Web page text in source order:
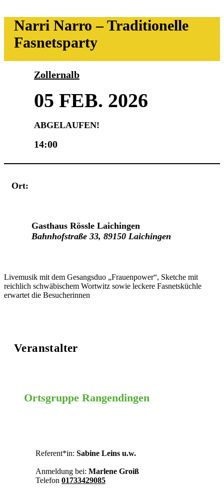
Narri Narro – Traditionelle
Fasnetsparty
Zollernalb
05 FEB. 2026
ABGELAUFEN!
14:00
Ort:
Gasthaus Rössle Laichingen
Bahnhofstraße 33, 89150 Laichingen
Livemusik mit dem Gesangsduo „Frauenpower“, Sketche mit
reichlich schwäbischem Wortwitz sowie leckere Fasnetsküchle
erwartet die Besucherinnen
Veranstalter
Ortsgruppe Rangendingen
Referent*in: Sabine Leins u.w.
Anmeldung bei: Marlene Groiß
Telefon 01733429085